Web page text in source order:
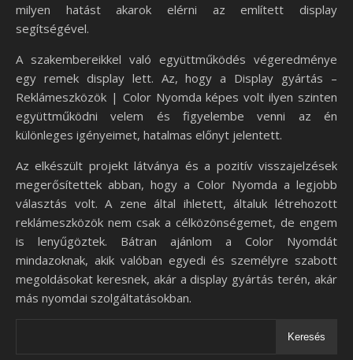
milyen hatást akarok elérni az említett display
segítségével.
A szakembereikkel való együttműködés végeredménye
egy remek display lett. Az, hogy a Display gyártás –
Reklámeszközök | Color Nyomda képes volt ilyen szinten
együttműködni velem és figyelembe venni az én
különleges igényeimet, hatalmas előnyt jelentett.
Az elkészült projekt látványa és a pozitív visszajelzések
megerősítettek abban, hogy a Color Nyomda a legjobb
választás volt. A zene által ihletett, általuk létrehozott
reklámeszközök nem csak a célközönségemet, de engem
is lenyűgöztek. Bátran ajánlom a Color Nyomdát
mindazoknak, akik valóban egyedi és személyre szabott
megoldásokat keresnek, akár a display gyártás terén, akár
más nyomdai szolgáltatásokban.
Keresés